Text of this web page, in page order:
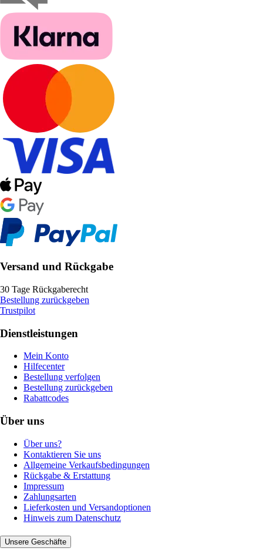
Versand und Rückgabe
30 Tage Rückgaberecht
Bestellung zurückgeben
Trustpilot
Dienstleistungen
Mein Konto
Hilfecenter
Bestellung verfolgen
Bestellung zurückgeben
Rabattcodes
Über uns
Über uns?
Kontaktieren Sie uns
Allgemeine Verkaufsbedingungen
Rückgabe & Erstattung
Impressum
Zahlungsarten
Lieferkosten und Versandoptionen
Hinweis zum Datenschutz
Unsere Geschäfte